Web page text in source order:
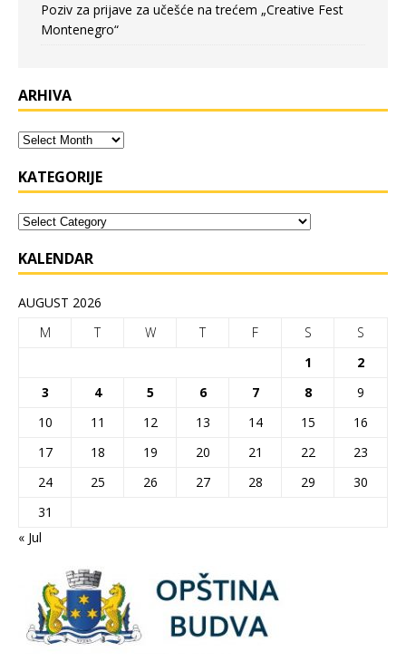
Poziv za prijave za učešće na trećem „Creative Fest
Montenegro“
ARHIVA
KATEGORIJE
KALENDAR
AUGUST 2026
M
T W T F S
S
1
2
3
4 5 6 7 8
9
10
11 12 13 14 15
16
17
18 19 20 21 22
23
24
25 26 27 28 29
30
31
« Jul